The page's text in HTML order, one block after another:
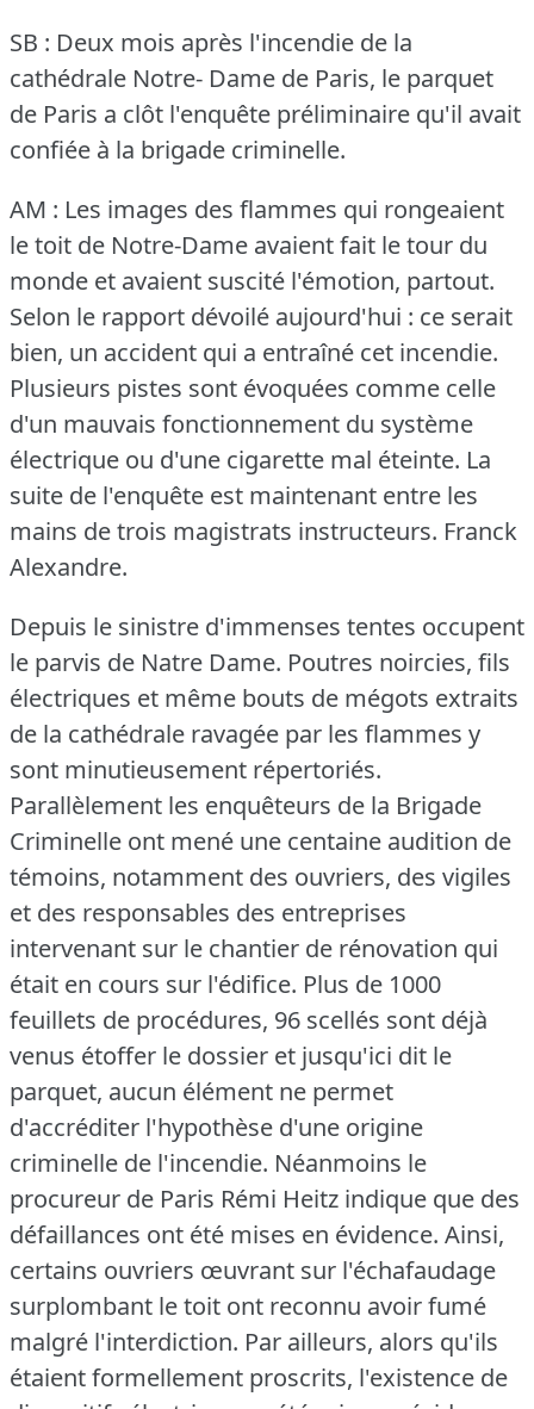
SB : Deux mois après l'incendie de la
cathédrale Notre- Dame de Paris, le parquet
de Paris a clôt l'enquête préliminaire qu'il avait
confiée à la brigade criminelle.
AM : Les images des flammes qui rongeaient
le toit de Notre-Dame avaient fait le tour du
monde et avaient suscité l'émotion, partout.
Selon le rapport dévoilé aujourd'hui : ce serait
bien, un accident qui a entraîné cet incendie.
Plusieurs pistes sont évoquées comme celle
d'un mauvais fonctionnement du système
électrique ou d'une cigarette mal éteinte. La
suite de l'enquête est maintenant entre les
mains de trois magistrats instructeurs. Franck
Alexandre.
Depuis le sinistre d'immenses tentes occupent
le parvis de Natre Dame. Poutres noircies, fils
électriques et même bouts de mégots extraits
de la cathédrale ravagée par les flammes y
sont minutieusement répertoriés.
Parallèlement les enquêteurs de la Brigade
Criminelle ont mené une centaine audition de
témoins, notamment des ouvriers, des vigiles
et des responsables des entreprises
intervenant sur le chantier de rénovation qui
était en cours sur l'édifice. Plus de 1000
feuillets de procédures, 96 scellés sont déjà
venus étoffer le dossier et jusqu'ici dit le
parquet, aucun élément ne permet
d'accréditer l'hypothèse d'une origine
criminelle de l'incendie. Néanmoins le
procureur de Paris Rémi Heitz indique que des
défaillances ont été mises en évidence. Ainsi,
certains ouvriers œuvrant sur l'échafaudage
surplombant le toit ont reconnu avoir fumé
malgré l'interdiction. Par ailleurs, alors qu'ils
étaient formellement proscrits, l'existence de